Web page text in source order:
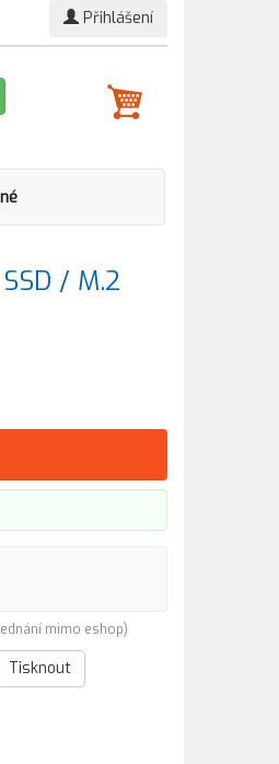
Přihlášení
/ M.2
mimo eshop)
Tisknout